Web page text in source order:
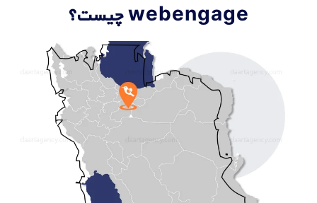
webengage چیست؟